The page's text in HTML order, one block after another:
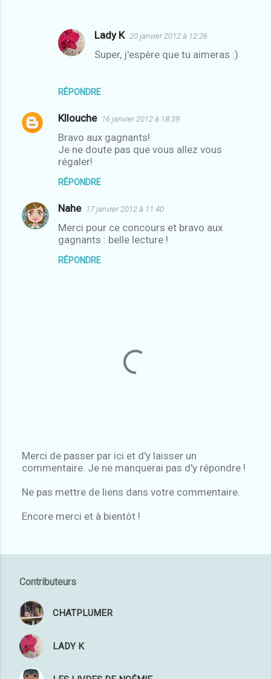
RÉPONDRE
Lady K 20 janvier 2012 à 12:26
Super, j'espère que tu aimeras :)
Kllouche 16 janvier 2012 à 18:39
Bravo aux gagnants!
Je ne doute pas que vous allez vous
régaler!
RÉPONDRE
Nahe 17 janvier 2012 à 11:40
Merci pour ce concours et bravo aux
gagnants : belle lecture !
RÉPONDRE
E
r
g
t
e
u
n
c
o
m
e
Merci de passer par ici et d'y laisser un
commentaire. Je ne manquerai pas d'y répondre !
Ne pas mettre de liens dans votre commentaire.
Encore merci et à bientôt !
Contributeurs
CHATPLUMER
LADY K